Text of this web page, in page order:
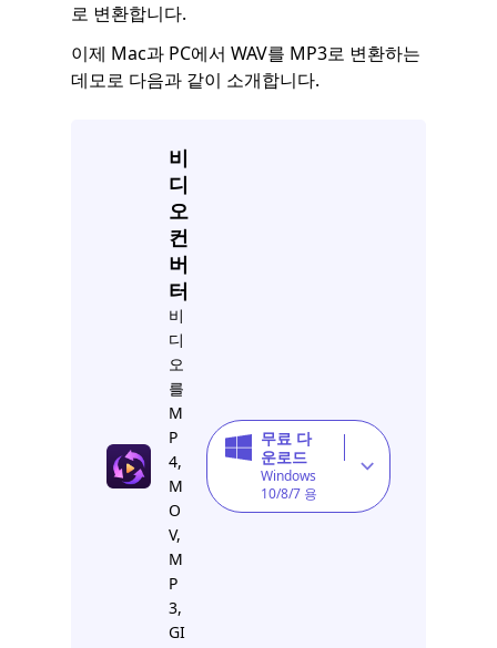
로 변환합니다.
이제 Mac과 PC에서 WAV를 MP3로 변환하는
데모로 다음과 같이 소개합니다.
비
디
오
컨
버
터
비
디
오
를
M
P
4,
M
O
V,
M
P
3,
GI
무료 다
운로드
Windows
10/8/7 용